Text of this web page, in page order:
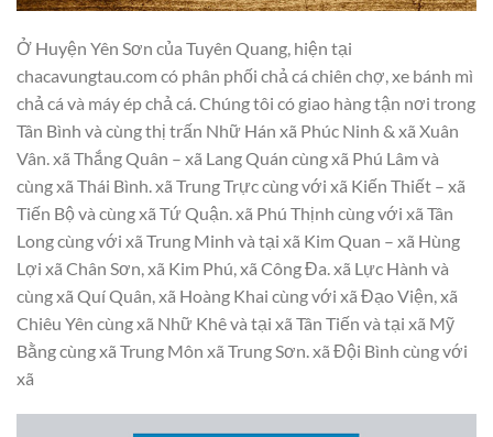
Ở Huyện Yên Sơn của Tuyên Quang, hiện tại
chacavungtau.com có phân phối chả cá chiên chợ, xe bánh mì
chả cá và máy ép chả cá. Chúng tôi có giao hàng tận nơi trong
Tân Bình và cùng thị trấn Nhữ Hán xã Phúc Ninh & xã Xuân
Vân. xã Thắng Quân – xã Lang Quán cùng xã Phú Lâm và
cùng xã Thái Bình. xã Trung Trực cùng với xã Kiến Thiết – xã
Tiến Bộ và cùng xã Tứ Quận. xã Phú Thịnh cùng với xã Tân
Long cùng với xã Trung Minh và tại xã Kim Quan – xã Hùng
Lợi xã Chân Sơn, xã Kim Phú, xã Công Đa. xã Lực Hành và
cùng xã Quí Quân, xã Hoàng Khai cùng với xã Đạo Viện, xã
Chiêu Yên cùng xã Nhữ Khê và tại xã Tân Tiến và tại xã Mỹ
Bằng cùng xã Trung Môn xã Trung Sơn. xã Đội Bình cùng với
xã